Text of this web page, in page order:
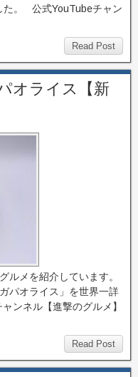
た。 公式YouTubeチャン
Read Post
オライス【新
ルメを紹介しています。
パオライス」を世界一詳
ンネル【進撃のグルメ】
Read Post